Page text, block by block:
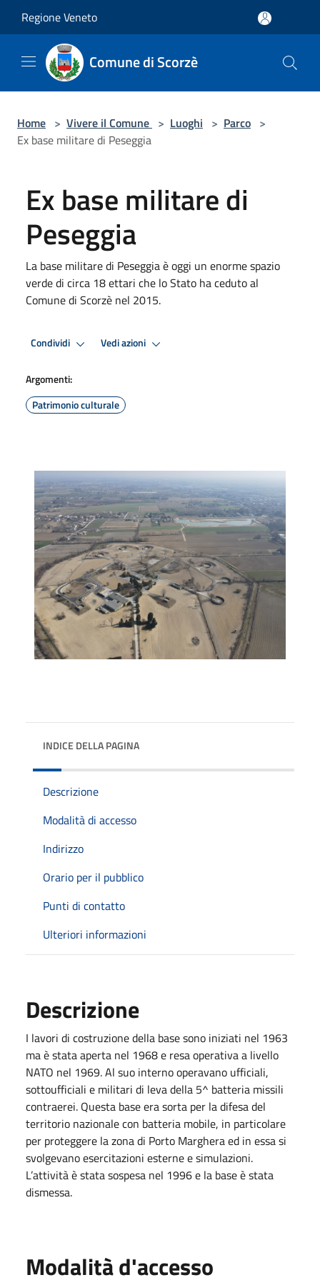
Regione Veneto
Comune di Scorzè
Home > Vivere il Comune > Luoghi > Parco >
Ex base militare di Peseggia
Ex base militare di
Peseggia
La base militare di Peseggia è oggi un enorme spazio
verde di circa 18 ettari che lo Stato ha ceduto al
Comune di Scorzè nel 2015.
Condividi Vedi azioni
Argomenti:
Patrimonio culturale
INDICE DELLA PAGINA
Descrizione
Modalità di accesso
Indirizzo
Orario per il pubblico
Punti di contatto
Ulteriori informazioni
Descrizione
I lavori di costruzione della base sono iniziati nel 1963
ma è stata aperta nel 1968 e resa operativa a livello
NATO nel 1969. Al suo interno operavano ufficiali,
sottoufficiali e militari di leva della 5^ batteria missili
contraerei. Questa base era sorta per la difesa del
territorio nazionale con batteria mobile, in particolare
per proteggere la zona di Porto Marghera ed in essa si
svolgevano esercitazioni esterne e simulazioni.
L’attività è stata sospesa nel 1996 e la base è stata
dismessa.
Modalità d'accesso